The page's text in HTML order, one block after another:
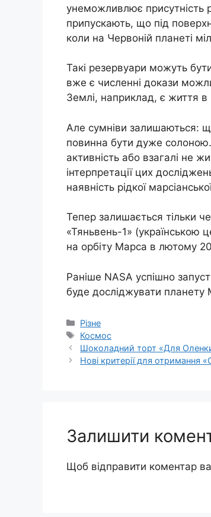
унеможливлює присутність
припускають, що під
коли на Червоній планеті
Такі резервуари можуть
вже є численні докази
Землі, наприклад, є життя в
Але сумніви залишаються:
повинна бути дуже
активність або взагалі не
інтерпретації цих
наявність рідкої
Тепер залишається тільки
«Тяньвень-1» (українською
на орбіту Марса в лютому
Раніше NASA успішно
буде досліджувати
Категорії
Різне
Позначки
Космос
Шоколадний торт «Для
Нові критерії для отримання
Залишити
Щоб відправити коментар